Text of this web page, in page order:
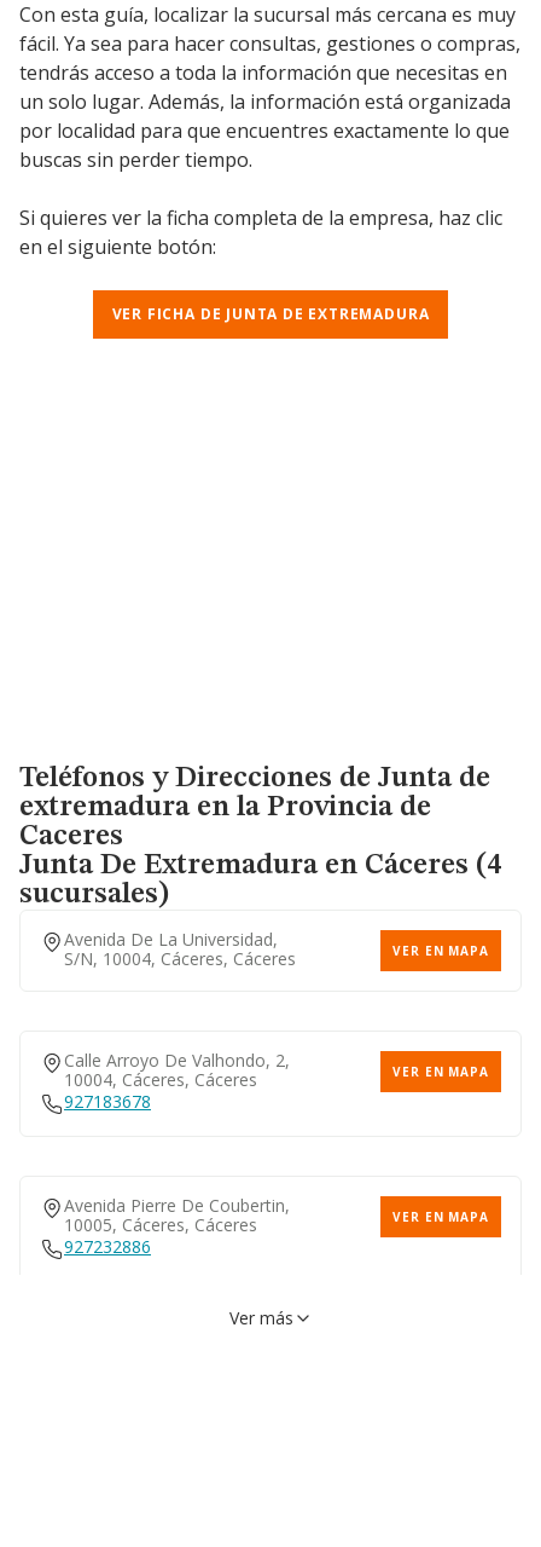
Con esta guía, localizar la sucursal más cercana es muy
fácil. Ya sea para hacer consultas, gestiones o compras,
tendrás acceso a toda la información que necesitas en
un solo lugar. Además, la información está organizada
por localidad para que encuentres exactamente lo que
buscas sin perder tiempo.
Si quieres ver la ficha completa de la empresa, haz clic
en el siguiente botón:
VER FICHA DE JUNTA DE EXTREMADURA
Teléfonos y Direcciones de Junta de
extremadura en la Provincia de
Caceres
Junta De Extremaduraen Cáceres (4
sucursales)
Avenida De La Universidad,
S/n, 10004, Cáceres, Cáceres
VER EN MAPA
Calle Arroyo De Valhondo, 2,
10004, Cáceres, Cáceres
VER EN MAPA
927183678
Avenida Pierre De Coubertin,
10005, Cáceres, Cáceres
VER EN MAPA
927232886
Ver más